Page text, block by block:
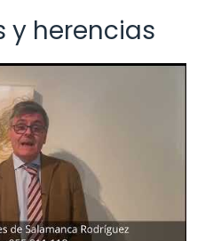
y herencias